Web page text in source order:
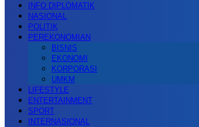
INFO DIPLOMATIK
NASIONAL
POLITIK
PEREKONOMIAN
BISNIS
EKONOMI
KORPORASI
UMKM
LIFESTYLE
ENTERTAINMENT
SPORT
INTERNASIONAL